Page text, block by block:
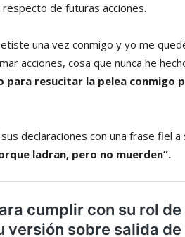
de futuras acciones.
una vez conmigo y yo me
acciones, cosa que nunca he
para resucitar la pelea conmigo
declaraciones con una frase fiel a
ladran, pero no muerden”.